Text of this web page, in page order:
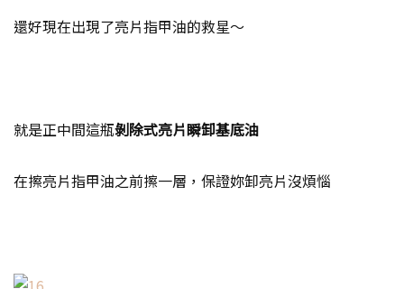
還好現在出現了亮片指甲油的救星～
就是正中間這瓶剝除式亮片瞬卸基底油
在擦亮片指甲油之前擦一層，保證妳卸亮片沒煩惱